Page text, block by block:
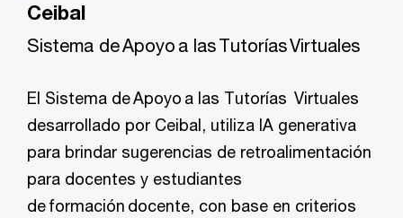
Ceibal
Sistema de Apoyo a las Tutorías Virtuales
El Sistema de Apoyo a las Tutorías Virtuales
desarrollado por Ceibal, utiliza IA generativa
para brindar sugerencias de retroalimentación
para docentes y estudiantes
de formación docente, con base en criterios